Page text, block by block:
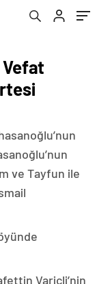
Vefat
ve Tayfun ile
Variçli’nin